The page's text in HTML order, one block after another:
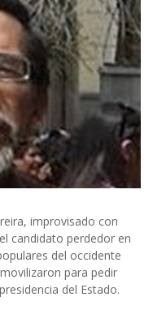
improvisado con
candidato perdedor en
del occidente
para pedir
del Estado.